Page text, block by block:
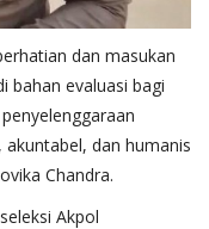
dan masukan
bahan evaluasi bagi
dan humanis
Chandra.
Akpol